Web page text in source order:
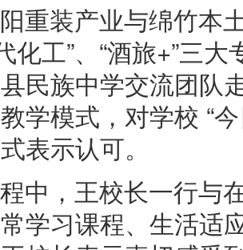
重装产业与绵竹本
化工”、“酒旅+”三
民族中学交流团队
学模式，对学校 “
表示认可。
中，王校长一行与
学习课程、生活适